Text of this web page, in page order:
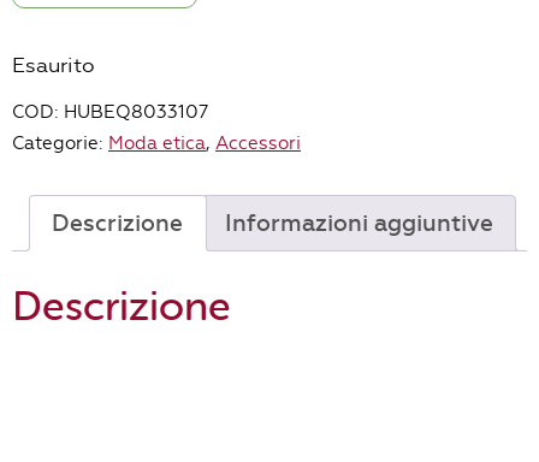
Esaurito
COD: HUBEQ8033107
Categorie: Moda etica, Accessori
Descrizione Informazioni aggiuntive
Descrizione